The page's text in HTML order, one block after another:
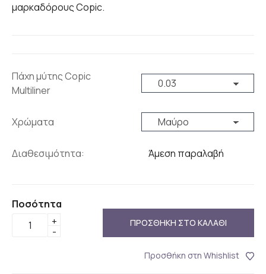
μαρκαδόρους Copic.
Πάχη μύτης Copic
Multiliner
Χρώματα
Διαθεσιμότητα: Άμεση παραλαβή
Ποσότητα
+
-
ΠΡΟΣΘΗΚΗ ΣΤΟ ΚΑΛΑΘΙ
Προσθήκη στη Whishlist